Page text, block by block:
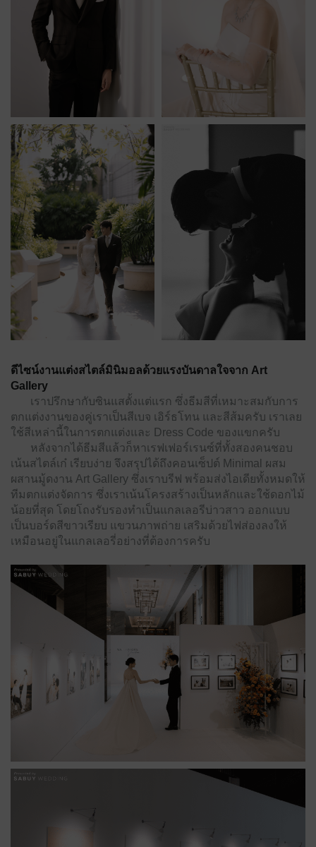
ดีไซน์งานแต่งสไตล์มินิมอลด้วยแรงบันดาลใจจาก Art
Gallery
เราปรึกษากับซินแสตั้งแต่แรก ซึ่งธีมสีที่เหมาะสมกับการ
ตกแต่งงานของคู่เราเป็นสีเบจ เอิร์ธโทน และสีส้มครับ เราเลย
ใช้สีเหล่านี้ในการตกแต่งและ Dress Code ของแขกครับ
หลังจากได้ธีมสีแล้วก็หาเรฟเฟอร์เรนซ์ที่ทั้งสองคนชอบ
เน้นสไตล์เก๋ เรียบง่าย จึงสรุปได้ถึงคอนเซ็ปต์ Minimal ผสม
ผสานมู้ดงาน Art Gallery ซึ่งเราบรีฟ พร้อมส่งไอเดียทั้งหมดให้
ทีมตกแต่งจัดการ ซึ่งเราเน้นโครงสร้างเป็นหลักและใช้ดอกไม้
น้อยที่สุด โดยโถงรับรองทำเป็นแกลเลอรีบ่าวสาว ออกแบบ
เป็นบอร์ดสีขาวเรียบ แขวนภาพถ่าย เสริมด้วยไฟส่องลงให้
เหมือนอยู่ในแกลเลอรี่อย่างที่ต้องการครับ